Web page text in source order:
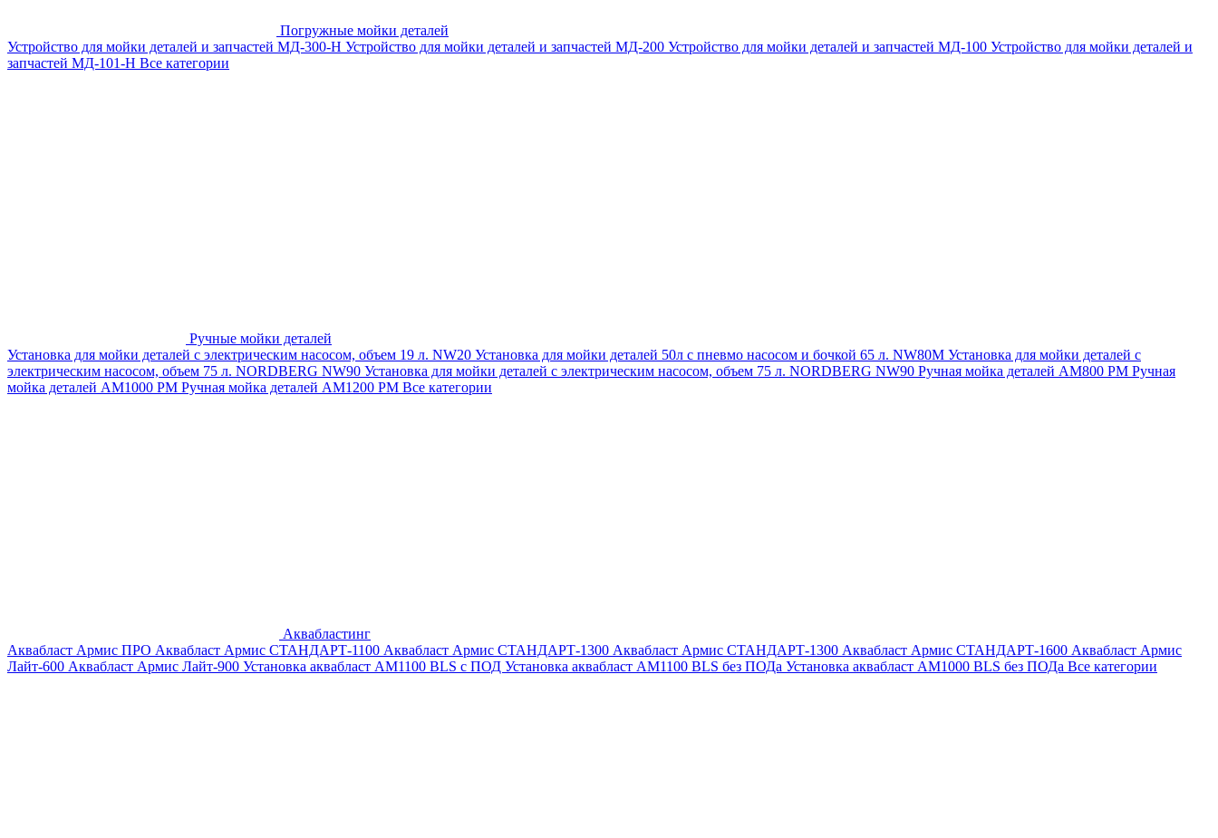
Погружные мойки деталей
Устройство для мойки деталей и запчастей МД-300-H Устройство для мойки деталей и запчастей МД-200 Устройство для мойки деталей и запчастей МД-100 Устройство для мойки деталей и
запчастей МД-101-Н Все категории
Ручные мойки деталей
Установка для мойки деталей с электрическим насосом, объем 19 л. NW20 Установка для мойки деталей 50л с пневмо насосом и бочкой 65 л. NW80M Установка для мойки деталей с
электрическим насосом, объем 75 л. NORDBERG NW90 Установка для мойки деталей с электрическим насосом, объем 75 л. NORDBERG NW90 Ручная мойка деталей АМ800 РМ Ручная
мойка деталей АМ1000 РМ Ручная мойка деталей АМ1200 РМ Все категории
Аквабластинг
Аквабласт Армис ПРО Аквабласт Армис СТАНДАРТ-1100 Аквабласт Армис СТАНДАРТ-1300 Аквабласт Армис СТАНДАРТ-1300 Аквабласт Армис СТАНДАРТ-1600 Аквабласт Армис
Лайт-600 Аквабласт Армис Лайт-900 Установка аквабласт AM1100 BLS с ПОД Установка аквабласт AM1100 BLS без ПОДа Установка аквабласт AM1000 BLS без ПОДа Все категории